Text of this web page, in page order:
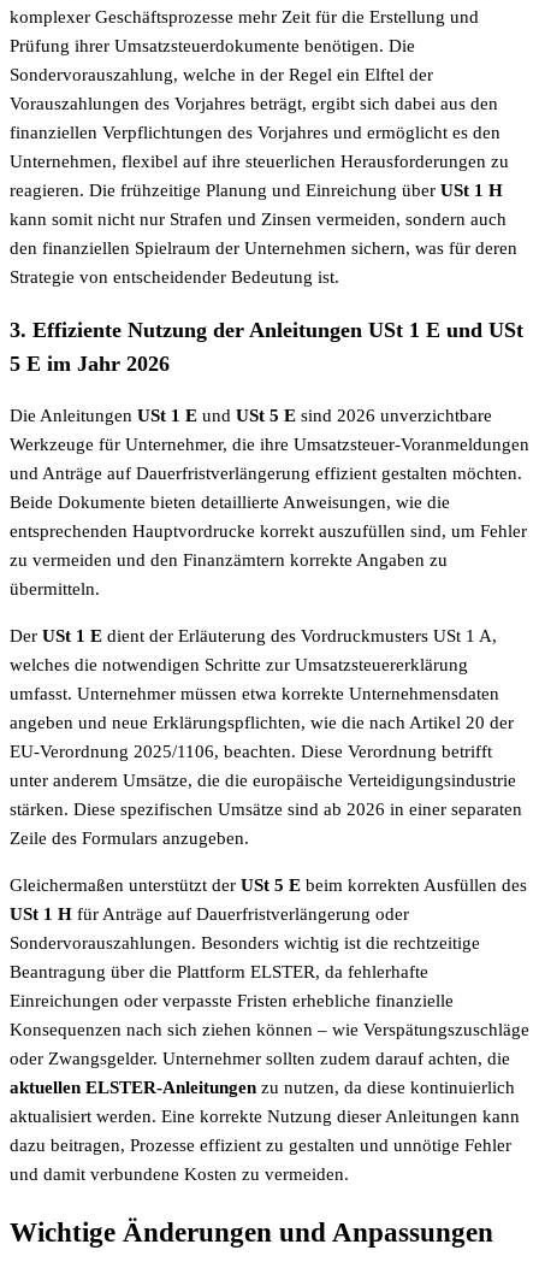
komplexer Geschäftsprozesse mehr Zeit für die Erstellung und
Prüfung ihrer Umsatzsteuerdokumente benötigen. Die
Sondervorauszahlung, welche in der Regel ein Elftel der
Vorauszahlungen des Vorjahres beträgt, ergibt sich dabei aus den
finanziellen Verpflichtungen des Vorjahres und ermöglicht es den
Unternehmen, flexibel auf ihre steuerlichen Herausforderungen zu
reagieren. Die frühzeitige Planung und Einreichung über USt 1 H
kann somit nicht nur Strafen und Zinsen vermeiden, sondern auch
den finanziellen Spielraum der Unternehmen sichern, was für deren
Strategie von entscheidender Bedeutung ist.
3. Effiziente Nutzung der Anleitungen USt 1 E und USt
5 E im Jahr 2026
Die Anleitungen USt 1 E und USt 5 E sind 2026 unverzichtbare
Werkzeuge für Unternehmer, die ihre Umsatzsteuer-Voranmeldungen
und Anträge auf Dauerfristverlängerung effizient gestalten möchten.
Beide Dokumente bieten detaillierte Anweisungen, wie die
entsprechenden Hauptvordrucke korrekt auszufüllen sind, um Fehler
zu vermeiden und den Finanzämtern korrekte Angaben zu
übermitteln.
Der USt 1 E dient der Erläuterung des Vordruckmusters USt 1 A,
welches die notwendigen Schritte zur Umsatzsteuererklärung
umfasst. Unternehmer müssen etwa korrekte Unternehmensdaten
angeben und neue Erklärungspflichten, wie die nach Artikel 20 der
EU-Verordnung 2025/1106, beachten. Diese Verordnung betrifft
unter anderem Umsätze, die die europäische Verteidigungsindustrie
stärken. Diese spezifischen Umsätze sind ab 2026 in einer separaten
Zeile des Formulars anzugeben.
Gleichermaßen unterstützt der USt 5 E beim korrekten Ausfüllen des
USt 1 H für Anträge auf Dauerfristverlängerung oder
Sondervorauszahlungen. Besonders wichtig ist die rechtzeitige
Beantragung über die Plattform ELSTER, da fehlerhafte
Einreichungen oder verpasste Fristen erhebliche finanzielle
Konsequenzen nach sich ziehen können – wie Verspätungszuschläge
oder Zwangsgelder. Unternehmer sollten zudem darauf achten, die
aktuellen ELSTER-Anleitungen zu nutzen, da diese kontinuierlich
aktualisiert werden. Eine korrekte Nutzung dieser Anleitungen kann
dazu beitragen, Prozesse effizient zu gestalten und unnötige Fehler
und damit verbundene Kosten zu vermeiden.
Wichtige Änderungen und Anpassungen